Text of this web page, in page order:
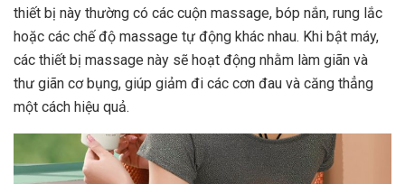
thiết bị này thường có các cuộn massage, bóp nắn, rung lắc
hoặc các chế độ massage tự động khác nhau. Khi bật máy,
các thiết bị massage này sẽ hoạt động nhằm làm giãn và
thư giãn cơ bụng, giúp giảm đi các cơn đau và căng thẳng
một cách hiệu quả.